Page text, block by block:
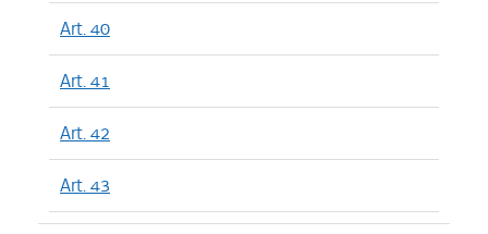
Art. 40
Art. 41
Art. 42
Art. 43